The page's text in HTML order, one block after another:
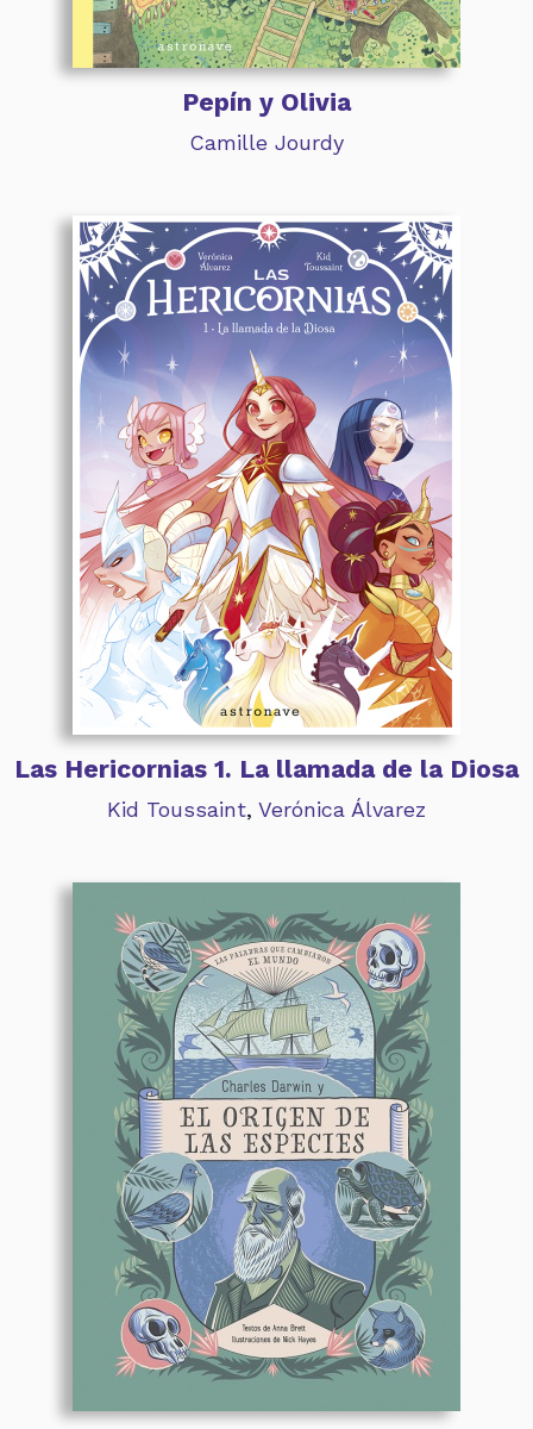
Pepín y Olivia
Camille Jourdy
Las Hericornias 1. La llamada de la Diosa
Kid Toussaint, Verónica Álvarez